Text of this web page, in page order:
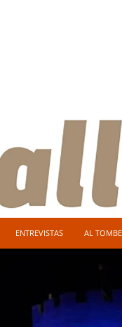
ENTREVISTAS AL TOMBE